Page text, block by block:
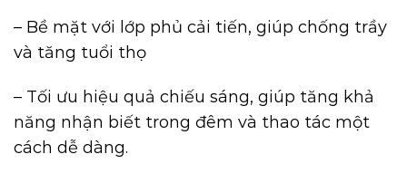
– Bề mặt với lớp phủ cải tiến, giúp chống trầy
và tăng tuổi thọ
– Tối ưu hiệu quả chiếu sáng, giúp tăng khả
năng nhận biết trong đêm và thao tác một
cách dễ dàng.